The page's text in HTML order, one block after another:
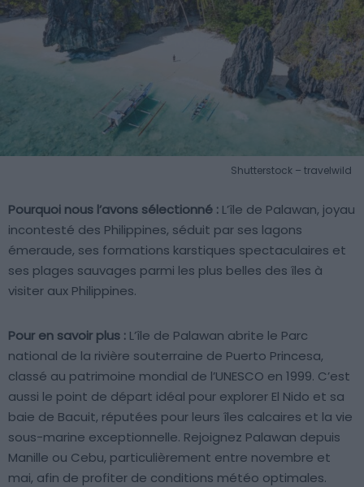
Shutterstock – travelwild
Pourquoi nous l’avons sélectionné : L’île de Palawan, joyau
incontesté des Philippines, séduit par ses lagons
émeraude, ses formations karstiques spectaculaires et
ses plages sauvages parmi les plus belles des îles à
visiter aux Philippines.
Pour en savoir plus : L’île de Palawan abrite le Parc
national de la rivière souterraine de Puerto Princesa,
classé au patrimoine mondial de l’UNESCO en 1999. C’est
aussi le point de départ idéal pour explorer El Nido et sa
baie de Bacuit, réputées pour leurs îles calcaires et la vie
sous-marine exceptionnelle. Rejoignez Palawan depuis
Manille ou Cebu, particulièrement entre novembre et
mai, afin de profiter de conditions météo optimales.